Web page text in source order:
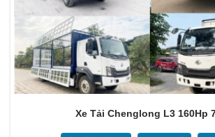
Xe Tải Chenglong L3 160Hp